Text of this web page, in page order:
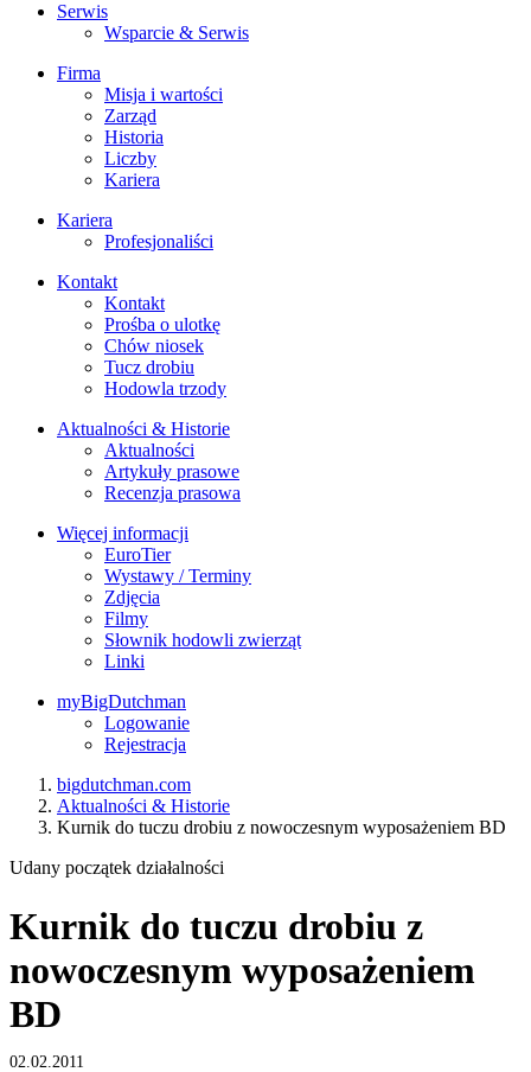
Serwis
Wsparcie & Serwis
Firma
Misja i wartości
Zarząd
Historia
Liczby
Kariera
Kariera
Profesjonaliści
Kontakt
Kontakt
Prośba o ulotkę
Chów niosek
Tucz drobiu
Hodowla trzody
Aktualności & Historie
Aktualności
Artykuły prasowe
Recenzja prasowa
Więcej informacji
EuroTier
Wystawy / Terminy
Zdjęcia
Filmy
Słownik hodowli zwierząt
Linki
myBigDutchman
Logowanie
Rejestracja
bigdutchman.com
Aktualności & Historie
Kurnik do tuczu drobiu z nowoczesnym wyposażeniem BD
Udany początek działalności
Kurnik do tuczu drobiu z
nowoczesnym wyposażeniem
BD
02.02.2011